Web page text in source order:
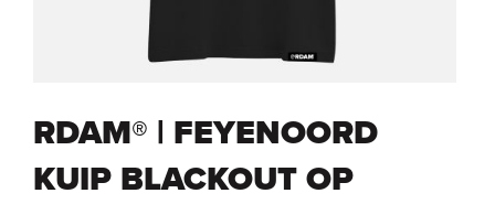
RDAM® | FEYENOORD
KUIP BLACKOUT OP